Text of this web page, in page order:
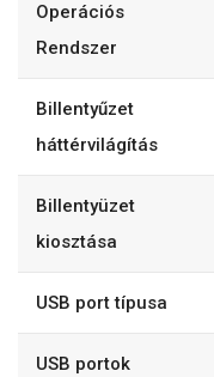
Operációs
Rendszer
Billentyűzet
háttérvilágítás
Billentyüzet
kiosztása
USB port típusa
USB portok